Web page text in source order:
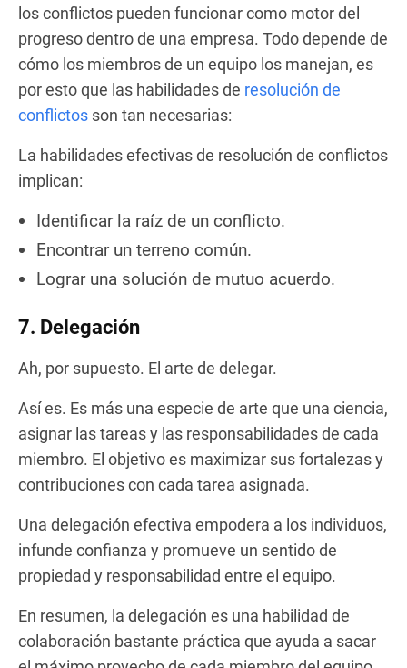
los conflictos pueden funcionar como motor del
progreso dentro de una empresa. Todo depende de
cómo los miembros de un equipo los manejan, es
por esto que las habilidades de resolución de
conflictos son tan necesarias:
La habilidades efectivas de resolución de conflictos
implican:
Identificar la raíz de un conflicto.
Encontrar un terreno común.
Lograr una solución de mutuo acuerdo.
7. Delegación
Ah, por supuesto. El arte de delegar.
Así es. Es más una especie de arte que una ciencia,
asignar las tareas y las responsabilidades de cada
miembro. El objetivo es maximizar sus fortalezas y
contribuciones con cada tarea asignada.
Una delegación efectiva empodera a los individuos,
infunde confianza y promueve un sentido de
propiedad y responsabilidad entre el equipo.
En resumen, la delegación es una habilidad de
colaboración bastante práctica que ayuda a sacar